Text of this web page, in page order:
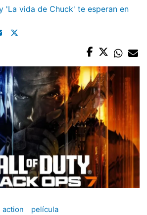
'La vida de Chuck' te esperan en
action película